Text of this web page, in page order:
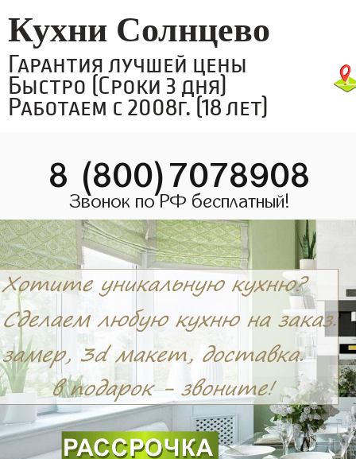
Кухни Солнцево
Гарантия лучшей цены
Быстро (Сроки 3 дня)
Работаем с 2008г. (18 лет)
8 (800)7078908
Звонок по РФ бесплатный!